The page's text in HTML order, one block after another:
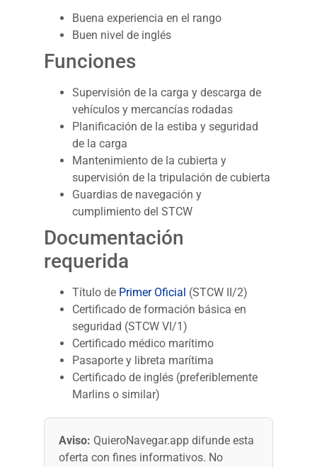
Buena experiencia en el rango
Buen nivel de inglés
Funciones
Supervisión de la carga y descarga de
vehículos y mercancías rodadas
Planificación de la estiba y seguridad
de la carga
Mantenimiento de la cubierta y
supervisión de la tripulación de cubierta
Guardias de navegación y
cumplimiento del STCW
Documentación
requerida
Título de Primer Oficial (STCW II/2)
Certificado de formación básica en
seguridad (STCW VI/1)
Certificado médico marítimo
Pasaporte y libreta marítima
Certificado de inglés (preferiblemente
Marlins o similar)
Aviso: QuieroNavegar.app difunde esta
oferta con fines informativos. No